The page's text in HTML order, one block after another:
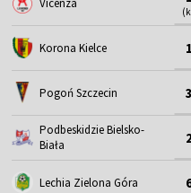
Korona Kielce
Pogoń Szczecin
Podbeskidzie Bielsko-
Biała
Lechia Zielona Góra